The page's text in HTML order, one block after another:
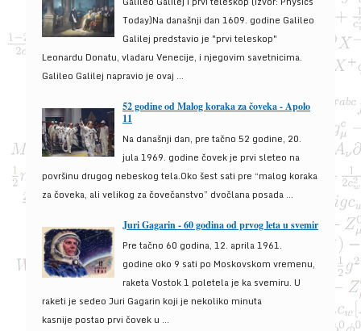
Today)Na današnji dan 1609. godine Galileo
Galilej predstavio je "prvi teleskop"
Leonardu Donatu, vladaru Venecije, i njegovim savetnicima.
Galileo Galilej napravio je ovaj ...
52 godine od Malog koraka za čoveka - Apolo
11
Na današnji dan, pre tačno 52 godine, 20.
jula 1969. godine čovek je prvi sleteo na
površinu drugog nebeskog tela.Oko šest sati pre “malog koraka
za čoveka, ali velikog za čovečanstvo” dvočlana posada ...
Juri Gagarin - 60 godina od prvog leta u svemir
Pre tačno 60 godina, 12. aprila 1961.
godine oko 9 sati po Moskovskom vremenu,
raketa Vostok 1 poletela je ka svemiru. U
raketi je sedeo Juri Gagarin koji je nekoliko minuta
kasnije postao prvi čovek u ...